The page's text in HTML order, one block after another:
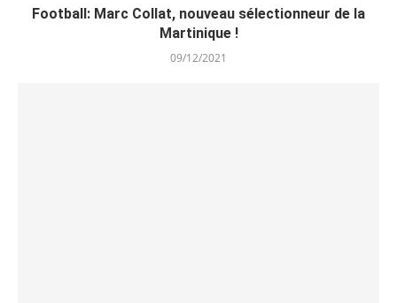
Football: Marc Collat, nouveau sélectionneur de la
Martinique !
09/12/2021